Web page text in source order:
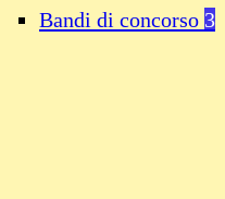
Bandi di concorso 3